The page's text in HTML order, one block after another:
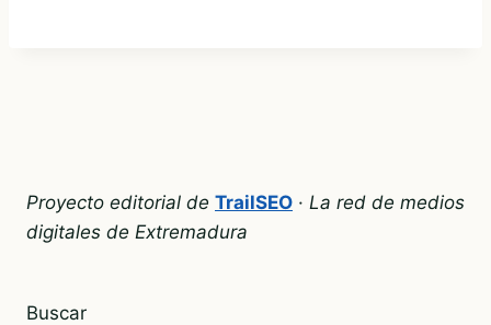
Proyecto editorial de TrailSEO · La red de medios
digitales de Extremadura
Buscar